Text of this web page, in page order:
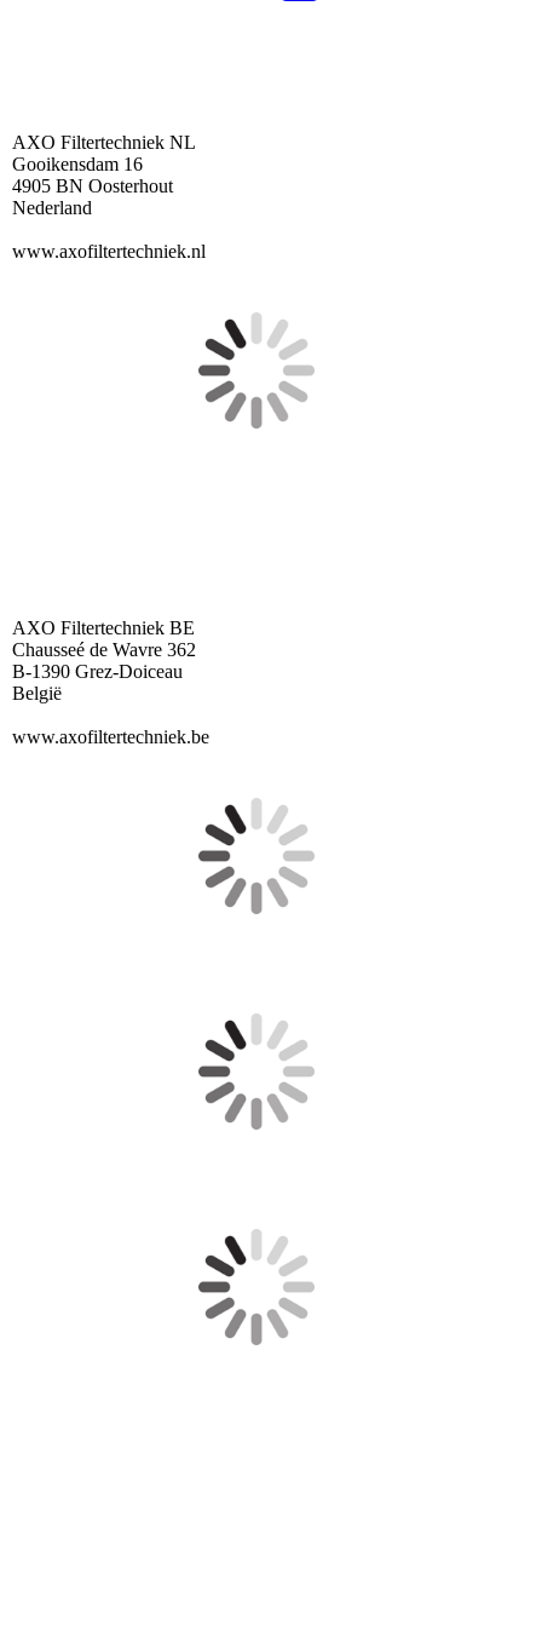
AXO Filtertechniek NL
Gooikensdam 16
4905 BN Oosterhout
Nederland
www.axofiltertechniek.nl
AXO Filtertechniek BE
Chausseé de Wavre 362
B-1390 Grez-Doiceau
België
www.axofiltertechniek.be